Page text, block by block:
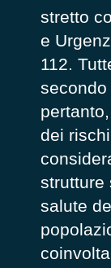
stretto
e
112.
dei
con
strutture
salute
coinvolta